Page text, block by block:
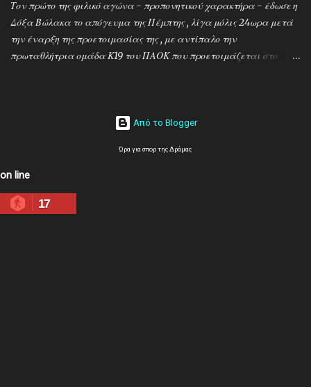
Τον πρώτο της φιλικό αγώνα - προπονητικού χαρακτήρα - έδωσε η
Δόξα Βώλακα το απόγευμα της Πέμπτης , λίγα μόλις 24ωρα μετά
την έναρξη της προετοιμασίας της , με αντίπαλο την
πρωταθλήτρια ομάδα Κ19 του ΠΑΟΚ που προετοιμάζεται στο
έχουν ως νέο προπονητή τον Μαροκινό πρώην σταρ του ΠΑΟΚ και
αφού ολοκλήρωσε το πρώτο μέρος των προπονήσεων στη Σουρωτή,
μετακόμισε στη Δράμα όπου θα παραμείνει έως τις 4 Αυγούστου.
τα πρώτα της φιλικά παιχνίδια απέναντι στην τοπική ομάδα και
Από το Blogger
Ώρα για σπορ της Δράμας
on line
17